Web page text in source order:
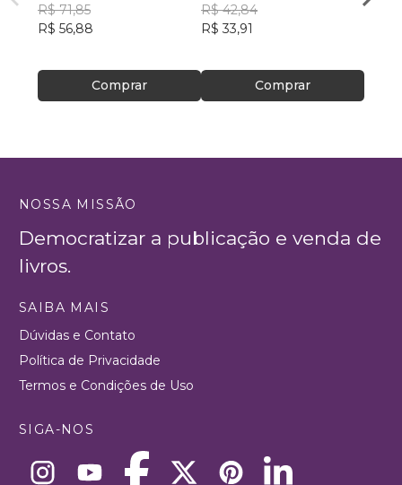
R$ 71,85
R$ 56,88
Comprar
R$ 42,84
R$ 33,91
Comprar
ainda
Carla
NOSSA MISSÃO
Democratizar a publicação e venda de
livros.
SAIBA MAIS
Dúvidas e Contato
Política de Privacidade
Termos e Condições de Uso
SIGA-NOS